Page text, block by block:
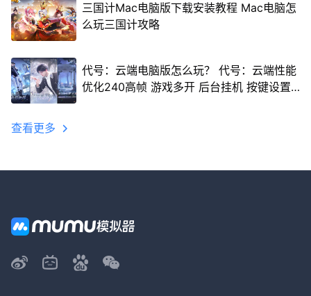
三国计Mac电脑版下载安装教程 Mac电脑怎
么玩三国计攻略
代号：云端电脑版怎么玩？ 代号：云端性能
优化240高帧 游戏多开 后台挂机 按键设置
查看更多